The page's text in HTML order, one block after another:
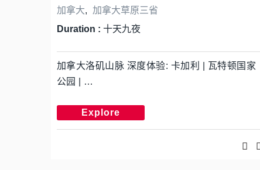
加拿大,
加拿大草原三省
Duration : 十天九夜
加拿大洛矶山脉 深度体验: 卡加利 | 瓦特顿国家
公园 | …
Explore